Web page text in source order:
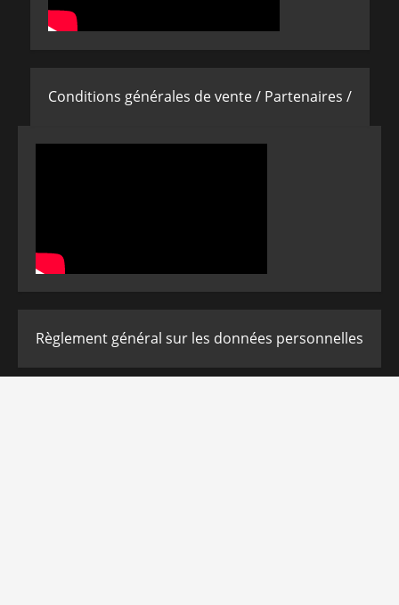
Conditions générales de vente / Partenaires /
Règlement général sur les données personnelles